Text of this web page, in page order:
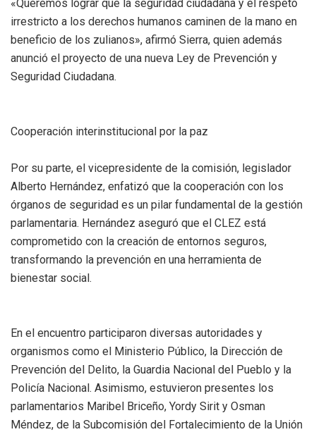
«Queremos lograr que la seguridad ciudadana y el respeto
irrestricto a los derechos humanos caminen de la mano en
beneficio de los zulianos», afirmó Sierra, quien además
anunció el proyecto de una nueva Ley de Prevención y
Seguridad Ciudadana.
Cooperación interinstitucional por la paz
Por su parte, el vicepresidente de la comisión, legislador
Alberto Hernández, enfatizó que la cooperación con los
órganos de seguridad es un pilar fundamental de la gestión
parlamentaria. Hernández aseguró que el CLEZ está
comprometido con la creación de entornos seguros,
transformando la prevención en una herramienta de
bienestar social.
En el encuentro participaron diversas autoridades y
organismos como el Ministerio Público, la Dirección de
Prevención del Delito, la Guardia Nacional del Pueblo y la
Policía Nacional. Asimismo, estuvieron presentes los
parlamentarios Maribel Briceño, Yordy Sirit y Osman
Méndez, de la Subcomisión del Fortalecimiento de la Unión